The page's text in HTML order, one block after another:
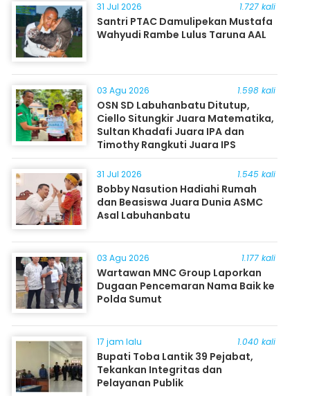
31 Jul 2026 1.727 kali
Santri PTAC Damulipekan Mustafa
Wahyudi Rambe Lulus Taruna AAL
03 Agu 2026 1.598 kali
OSN SD Labuhanbatu Ditutup,
Ciello Situngkir Juara Matematika,
Sultan Khadafi Juara IPA dan
Timothy Rangkuti Juara IPS
31 Jul 2026 1.545 kali
Bobby Nasution Hadiahi Rumah
dan Beasiswa Juara Dunia ASMC
Asal Labuhanbatu
03 Agu 2026 1.177 kali
Wartawan MNC Group Laporkan
Dugaan Pencemaran Nama Baik ke
Polda Sumut
17 jam lalu 1.040 kali
Bupati Toba Lantik 39 Pejabat,
Tekankan Integritas dan
Pelayanan Publik